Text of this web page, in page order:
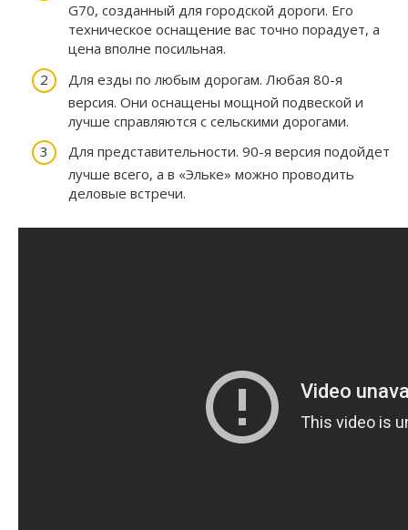
G70, созданный для городской дороги. Его
техническое оснащение вас точно порадует, а
цена вполне посильная.
Для езды по любым дорогам. Любая 80-я
версия. Они оснащены мощной подвеской и
лучше справляются с сельскими дорогами.
Для представительности. 90-я версия подойдет
лучше всего, а в «Эльке» можно проводить
деловые встречи.